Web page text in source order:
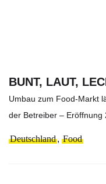
BUNT, LAUT,
Umbau zum Food-Markt
der Betreiber – Eröffnung
Deutschland, Food